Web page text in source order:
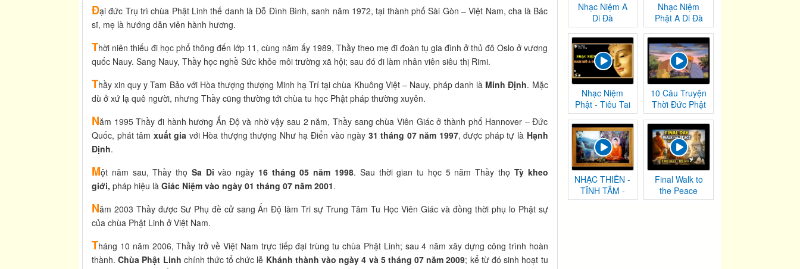
Đại đức Trụ trì chùa Phật Linh thế danh là Đỗ Đình Bình, sanh năm 1972, tại thành phố Sài Gòn – Việt Nam, cha là Bác
sĩ, mẹ là hướng dẫn viên hành hương.
Thời niên thiếu đi học phổ thông đến lớp 11, cùng năm ấy 1989, Thầy theo mẹ đi đoàn tụ gia đình ở thủ đô Oslo ở vương
quốc Nauy. Sang Nauy, Thầy học nghề Sức khỏe môi trường xã hội; sau đó đi làm nhân viên siêu thị Rimi.
Thầy xin quy y Tam Bảo với Hòa thượng thượng Minh hạ Trí tại chùa Khuông Việt – Nauy, pháp danh là Minh Định. Mặc
dù ở xứ lạ quê người, nhưng Thầy cũng thường tới chùa tu học Phật pháp thường xuyên.
Năm 1995 Thầy đi hành hương Ấn Độ và nhờ vậy sau 2 năm, Thầy sang chùa Viên Giác ở thành phố Hannover – Đức
Quốc, phát tâm xuất gia với Hòa thượng thượng Như hạ Điển vào ngày 31 tháng 07 năm 1997, được pháp tự là Hạnh
Định.
Một năm sau, Thầy thọ Sa Di vào ngày 16 tháng 05 năm 1998. Sau thời gian tu học 5 năm Thầy thọ Tỳ kheo
giới, pháp hiệu là Giác Niệm vào ngày 01 tháng 07 năm 2001.
Năm 2003 Thầy được Sư Phụ đề cử sang Ấn Độ làm Tri sự Trung Tâm Tu Học Viên Giác và đồng thời phụ lo Phật sự
của chùa Phật Linh ở Việt Nam.
Tháng 10 năm 2006, Thầy trở về Việt Nam trực tiếp đại trùng tu chùa Phật Linh; sau 4 năm xây dựng công trình hoàn
thành.Chùa Phật Linh chính thức tổ chức lễ Khánh thành vào ngày 4 và 5 tháng 07 năm 2009; kể từ đó sinh hoạt tu
Nhạc Niệm A
Di Đà
Nhạc Niệm
Phật A Di Đà
Nhạc Niệm
Phật - Tiêu Tai
Nghiệp
Chướng
10 Câu Truyện
Thời Đức Phật
Tại Thế
NHẠC THIỀN -
TĨNH TÂM -
AN NHIÊN TỰ
Final Walk to
the Peace
Monument |